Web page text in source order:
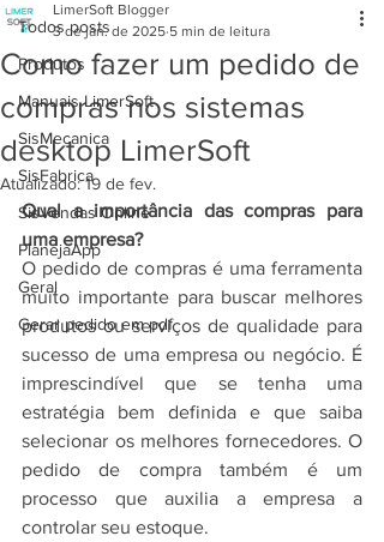
Todos posts
Produtos
Manuais LimerSoft
SisMecanica
SisFabrica
SisVendas Online
PlanejaApp
Geral
Gerar pedido em pdf
Como fazer um pedido de
compras nos sistemas
desktop LimerSoft
LimerSoft Blogger
3 de jan. de 2025 5 min de leitura
Atualizado:19 de fev.
Qual a importância das compras para
uma empresa?
O pedido de compras é uma ferramenta
muito importante para buscar melhores
produtos ou serviços de qualidade para
sucesso de uma empresa ou negócio. É
imprescindível que se tenha uma
estratégia bem definida e que saiba
selecionar os melhores fornecedores. O
pedido de compra também é um
processo que auxilia a empresa a
controlar seu estoque.